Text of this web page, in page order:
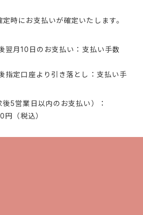
時にお支払いが確定いたします。
翌月10日のお支払い：支払い手数
指定口座より引き落とし：支払い手
5営業日以内のお支払い）：
円（税込）